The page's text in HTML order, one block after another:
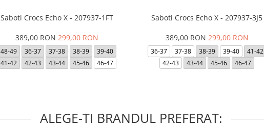
Saboti Crocs Echo X - 207937-1FT
389,00 RON299,00 RON
48-49 36-37 37-38 38-39
39-40
41-42
42-43 43-44 45-46 46-47
Saboti Crocs Echo X - 207937-3J5
389,00 RON299,00 RON
36-37 37-38 38-39 39-40
41-42
42-43
43-44 45-46 46-47
ALEGE-TI BRANDUL PREFERAT: